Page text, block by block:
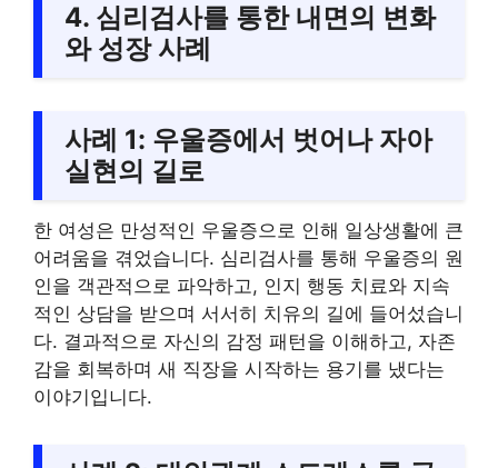
4. 심리검사를 통한 내면의 변화
와 성장 사례
사례 1: 우울증에서 벗어나 자아
실현의 길로
한 여성은 만성적인 우울증으로 인해 일상생활에 큰
어려움을 겪었습니다. 심리검사를 통해 우울증의 원
인을 객관적으로 파악하고, 인지 행동 치료와 지속
적인 상담을 받으며 서서히 치유의 길에 들어섰습니
다. 결과적으로 자신의 감정 패턴을 이해하고, 자존
감을 회복하며 새 직장을 시작하는 용기를 냈다는
이야기입니다.